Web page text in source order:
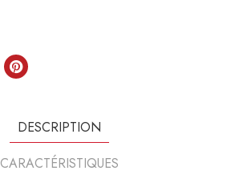
DESCRIPTION
CARACTÉRISTIQUES